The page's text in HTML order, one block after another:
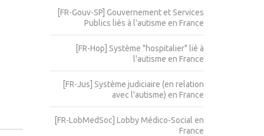
[FR-Gouv-SP] Gouvernement et Services
Publics liés à l'autisme en France
[FR-Hop] Système "hospitalier" lié à
l'autisme en France
[FR-Jus] Système judiciaire (en relation
avec l'autisme) en France
[FR-LobMedSoc] Lobby Médico-Social en
France